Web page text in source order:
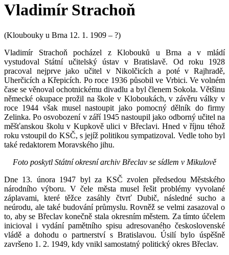
Vladimír Strachoň
(Kloubouky u Brna 12. 1. 1909 – ?)
Vladimír Strachoň pocházel z Klobouků u Brna a v mládí
vystudoval Státní učitelský ústav v Bratislavě. Od roku 1928
pracoval nejprve jako učitel v Nikolčicích a poté v Rajhradě,
Uherčicích a Křepicích. Po roce 1936 působil ve Vrbici. Ve volném
čase se věnoval ochotnickému divadlu a byl členem Sokola. Většinu
německé okupace prožil na škole v Kloboukách, v závěru války v
roce 1944 však musel nastoupit jako pomocný dělník do firmy
Zelinka. Po osvobození v září 1945 nastoupil jako odborný učitel na
měšťanskou školu v Kupkově ulici v Břeclavi. Hned v říjnu téhož
roku vstoupil do KSČ, s jejíž politikou sympatizoval. Vedle toho byl
také redaktorem Moravského jihu.
Foto poskytl Státní okresní archiv Břeclav se sídlem v Mikulově
Dne 13. února 1947 byl za KSČ zvolen předsedou Městského
národního výboru. V čele města musel řešit problémy vyvolané
záplavami, které těžce zasáhly čtvrť Dubič, následné sucho a
neúrodu, ale také budování průmyslu. Rovněž se velmi zasazoval o
to, aby se Břeclav konečně stala okresním městem. Za tímto účelem
inicioval i vydání pamětního spisu adresovaného československé
vládě a dohodu o partnerství s Bratislavou. Úsilí bylo úspěšně
završeno 1. 2. 1949, kdy vnikl samostatný politický okres Břeclav.